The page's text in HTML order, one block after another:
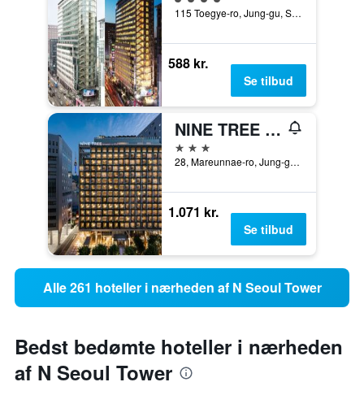
115 Toegye-ro, Jung-gu, Seoul, Sydkorea
588 kr.
Se tilbud
NINE TREE BY PARNAS SEOUL MYEONGDONG 2
3 stjerner
28, Mareunnae-ro, Jung-gu, Seoul, Sydkorea
1.071 kr.
Se tilbud
Alle 261 hoteller i nærheden af N Seoul Tower
Bedst bedømte hoteller i nærheden
af N Seoul Tower